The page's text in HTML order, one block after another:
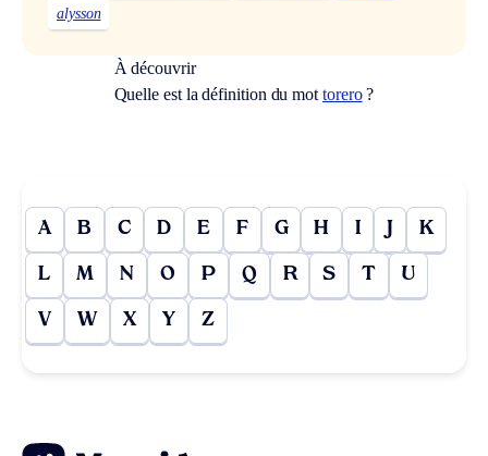
alysson
À découvrir
Quelle est la définition du mottorero?
A B C D E F G H I J K
L M N O P Q R S T U
V W X Y Z